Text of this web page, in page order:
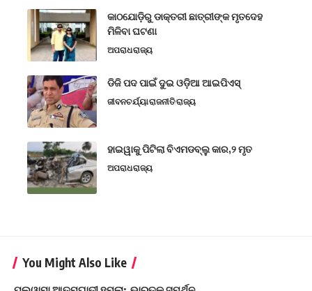
କାଠଯୋଡ଼ିରୁ ଡାକ୍ତରୀ ଛାତ୍ରୀଙ୍କ ମୃତଦେହ
ମିଳିବା ଘଟଣା
ଅପରାଧରାଜ୍ୟ
ଡିଜି ପଦ ପାଇଁ ଦୁଇ ଓଡ଼ିଆ ଆଇପିଏସ୍
ଜୀବନଚର୍ଯ୍ୟାରାଜନୀତିରାଜ୍ୟ
ହାଇୱାକୁ ପିଟିଲା ବିଏମଡବ୍ଲୁ କାର,୨ ମୃତ
ଅପରାଧରାଜ୍ୟ
You Might Also Like